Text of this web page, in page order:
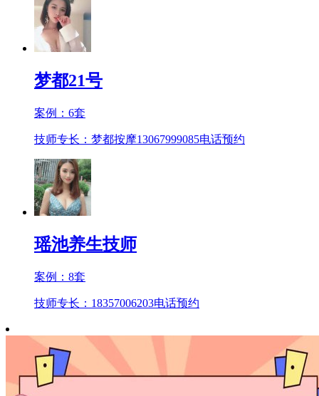
梦都21号
案例： 6套
技师专长：梦都按摩13067999085电话预约
瑶池养生技师
案例： 8套
技师专长：18357006203电话预约